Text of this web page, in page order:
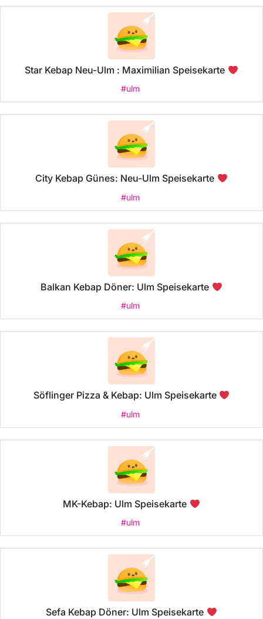
Star Kebap Neu-Ulm : Maximilian Speisekarte
#ulm
City Kebap Günes: Neu-Ulm Speisekarte
#ulm
Balkan Kebap Döner: Ulm Speisekarte
#ulm
Söflinger Pizza & Kebap: Ulm Speisekarte
#ulm
MK-Kebap: Ulm Speisekarte
#ulm
Sefa Kebap Döner: Ulm Speisekarte